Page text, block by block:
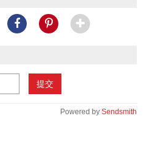
提交
Powered by Sendsmith